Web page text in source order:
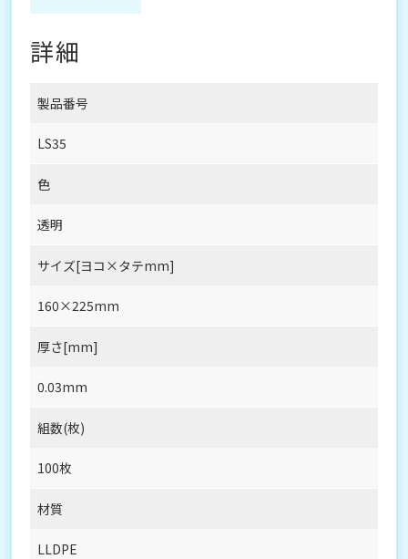
詳細
製品番号
LS35
色
透明
サイズ[ヨコ×タテmm]
160×225mm
厚さ[mm]
0.03mm
組数(枚)
100枚
材質
LLDPE